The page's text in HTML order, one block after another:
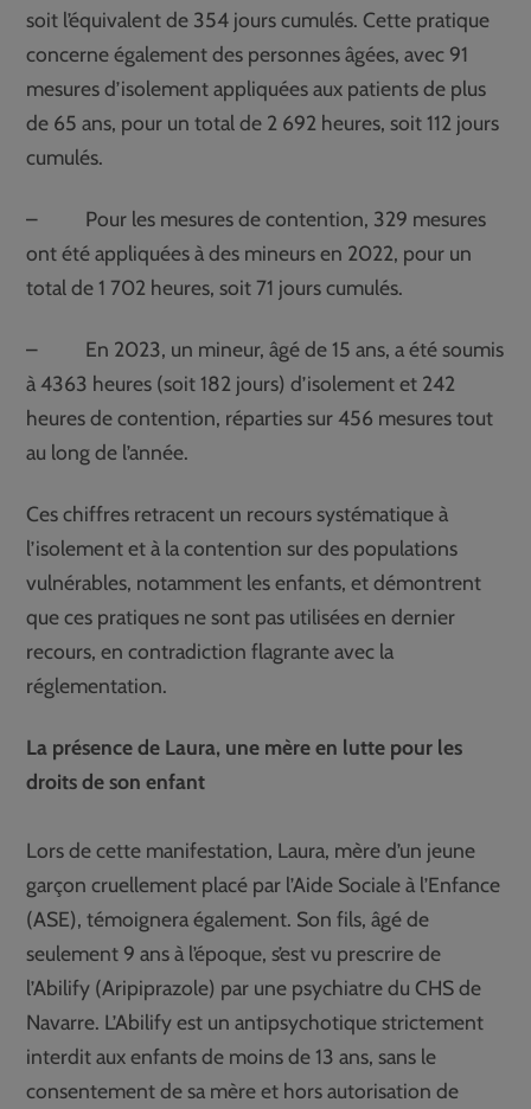
soit l’équivalent de 354 jours cumulés. Cette pratique
concerne également des personnes âgées, avec 91
mesures d’isolement appliquées aux patients de plus
de 65 ans, pour un total de 2 692 heures, soit 112 jours
cumulés.
– Pour les mesures de contention, 329 mesures
ont été appliquées à des mineurs en 2022, pour un
total de 1 702 heures, soit 71 jours cumulés.
– En 2023, un mineur, âgé de 15 ans, a été soumis
à 4363 heures (soit 182 jours) d’isolement et 242
heures de contention, réparties sur 456 mesures tout
au long de l’année.
Ces chiffres retracent un recours systématique à
l’isolement et à la contention sur des populations
vulnérables, notamment les enfants, et démontrent
que ces pratiques ne sont pas utilisées en dernier
recours, en contradiction flagrante avec la
réglementation.
La présence de Laura, une mère en lutte pour les
droits de son enfant
Lors de cette manifestation, Laura, mère d’un jeune
garçon cruellement placé par l’Aide Sociale à l’Enfance
(ASE), témoignera également. Son fils, âgé de
seulement 9 ans à l’époque, s’est vu prescrire de
l’Abilify (Aripiprazole) par une psychiatre du CHS de
Navarre. L’Abilify est un antipsychotique strictement
interdit aux enfants de moins de 13 ans, sans le
consentement de sa mère et hors autorisation de